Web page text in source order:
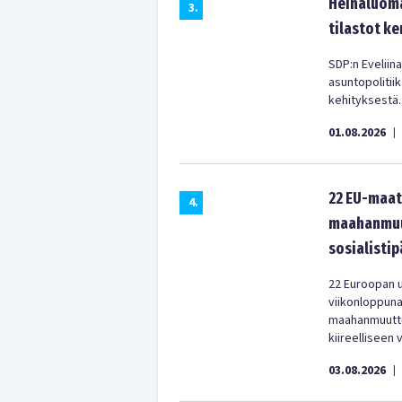
3.
tilastot
SDP:n
01.08.2026 |
4.
22 EU-
22 Euroopan
kiireelliseen
03.08.2026 |